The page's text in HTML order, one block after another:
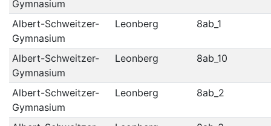
Gymnasium
Albert-Schweitzer-
Gymnasium
Leonberg 8ab_1
Albert-Schweitzer-
Gymnasium
Leonberg 8ab_10
Albert-Schweitzer-
Gymnasium
Leonberg 8ab_2